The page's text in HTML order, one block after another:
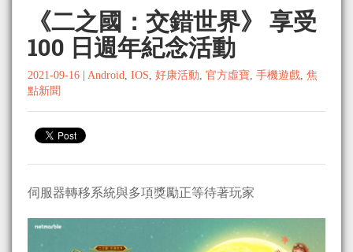
《二之國：交錯世界》 享受
100 日週年紀念活動
2021-09-16 Android, IOS, 好康活動, 官方虛寶, 手機遊戲, 焦
點新聞
伺服器轉移系統與多項獎勵正等待著玩家